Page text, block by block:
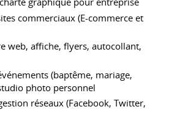
commerciaux (E-commerce et
web, affiche, flyers, autocollant,
(baptême, mariage,
photo personnel
réseaux (Facebook, Twitter,